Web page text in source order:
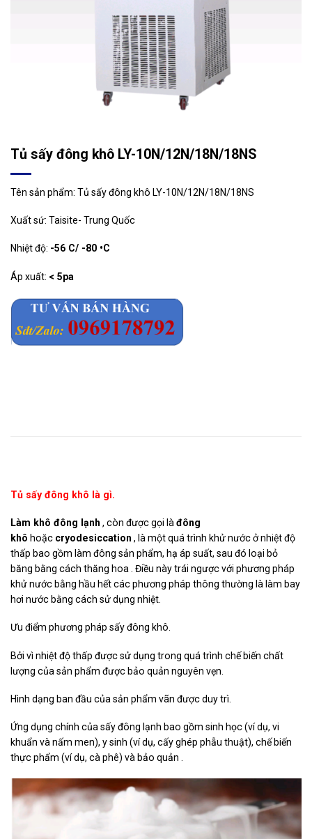
Tủ sấy đông khô LY-10N/12N/18N/18NS
Tên sản phẩm: Tủ sấy đông khô LY-10N/12N/18N/18NS
Xuất sứ: Taisite- Trung Quốc
Nhiệt độ: -56 C/ -80 •C
Áp xuất: < 5pa
Tủ sấy đông khô là gì.
Làm khô đông lạnh , còn được gọi là đông
khô hoặc cryodesiccation , là một quá trình khử nước ở nhiệt độ
thấp bao gồm làm đông sản phẩm, hạ áp suất, sau đó loại bỏ
băng bằng cách thăng hoa . Điều này trái ngược với phương pháp
khử nước bằng hầu hết các phương pháp thông thường là làm bay
hơi nước bằng cách sử dụng nhiệt.
Ưu điểm phương pháp sấy đông khô.
Bởi vì nhiệt độ thấp được sử dụng trong quá trình chế biến chất
lượng của sản phẩm được bảo quản nguyên vẹn.
Hình dạng ban đầu của sản phẩm vãn được duy trì.
Ứng dụng chính của sấy đông lạnh bao gồm sinh học (ví dụ, vi
khuẩn và nấm men), y sinh (ví dụ, cấy ghép phẫu thuật), chế biến
thực phẩm (ví dụ, cà phê) và bảo quản .